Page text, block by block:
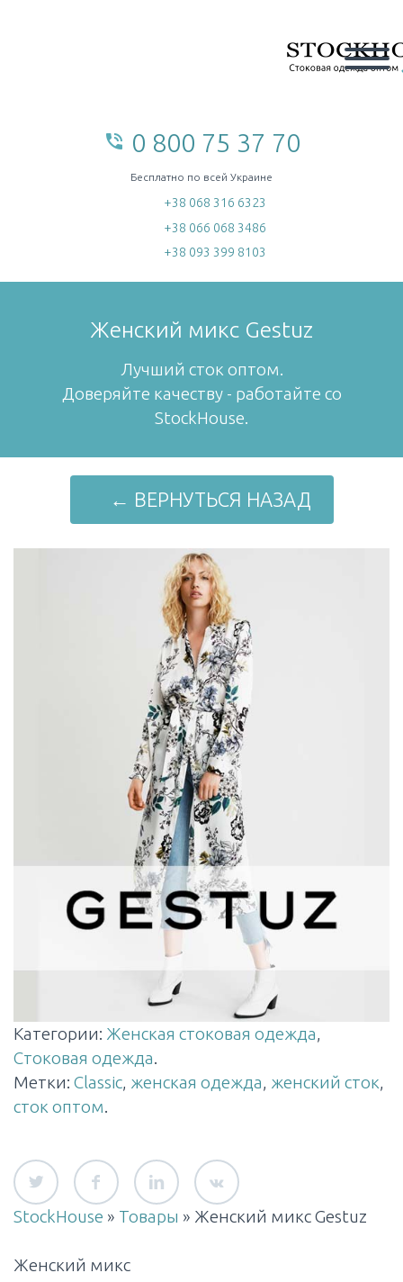
phone_in_talk 0 800 75 37 70
Бесплатно по всей Украине
+38 068 316 6323
+38 066 068 3486
+38 093 399 8103
Женский микс Gestuz
Лучший сток оптом.
Доверяйте качеству - работайте со
StockHouse.
← ВЕРНУТЬСЯ НАЗАД
Категории: Женская стоковая одежда,
Стоковая одежда.
Метки: Classic, женская одежда, женский сток,
сток оптом.
StockHouse » Товары » Женский микс Gestuz
Женский микс